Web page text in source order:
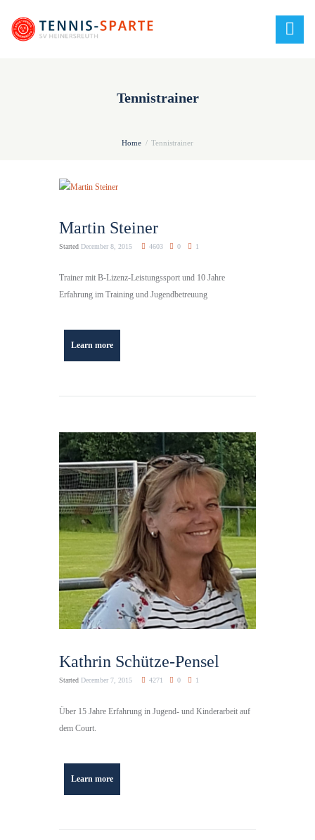
Tennistrainer
Home Tennistrainer
Martin Steiner
Started December 8, 2015 4603 0 1
Trainer mit B-Lizenz-Leistungssport und 10 Jahre
Erfahrung im Training und Jugendbetreuung
Learn more
Kathrin Schütze-Pensel
Started December 7, 2015 4271 0 1
Über 15 Jahre Erfahrung in Jugend- und Kinderarbeit auf
dem Court.
Learn more